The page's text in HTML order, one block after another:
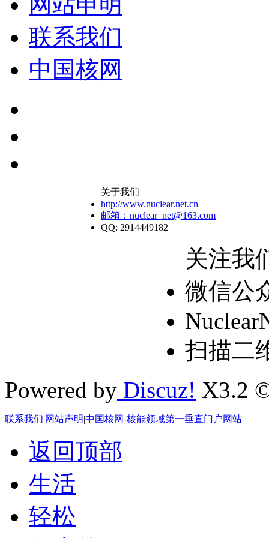
联系我们
中国核网
关于我们
http://www.nuclear.net.cn
邮箱：nuclear_net@163.com
QQ: 2914449182
关注我
微信公
扫描二
Powered by Discuz! X3.2
联系我们|网站声明|中国核网-核能领域第一垂直门户网站
返回顶部
生活
轻松